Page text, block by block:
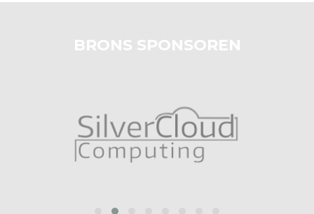
BRONS SPONSOREN